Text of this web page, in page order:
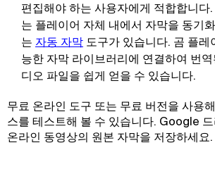
편집해야 하는 사용자에게 적합합니다
는 플레이어 자체 내에서 자막을 동기
는 자동 자막 도구가 있습니다. 곰 플
능한 자막 라이브러리에 연결하여 번
디오 파일을 쉽게 얻을 수 있습니다.
무료 온라인 도구 또는 무료 버전을 사용
스를 테스트해 볼 수 있습니다. Google
온라인 동영상의 원본 자막을 저장하세요.